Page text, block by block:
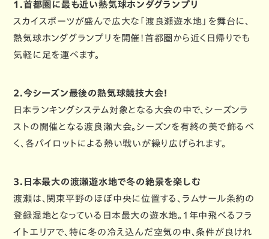
1.首都圏に最も近い熱気球ホンダグランプリ
スカイスポーツが盛んで広大な「渡良瀬遊水地」を舞台に、
熱気球ホンダグランプリを開催！首都圏から近く日帰りでも
気軽に足を運べます。
2.今シーズン最後の熱気球競技大会！
日本ランキングシステム対象となる大会の中で、シーズンラ
ストの開催となる渡良瀬大会。シーズンを有終の美で飾るべ
く、各パイロットによる熱い戦いが繰り広げられます。
3.日本最大の渡瀬遊水地で冬の絶景を楽しむ
渡瀬は、関東平野のほぼ中央に位置する、ラムサール条約の
登録湿地となっている日本最大の遊水地。1年中飛べるフラ
イトエリアで、特に冬の冷え込んだ空気の中、条件が良けれ